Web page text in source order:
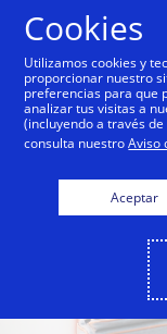
Cookies
Utilizamos cookies y
proporcionar nuestro
preferencias para que
analizar tus visitas a
(incluyendo a través
consulta nuestroAviso
Aceptar